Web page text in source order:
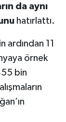
da aynı
hatırlattı.
ardından 11
örnek
bin